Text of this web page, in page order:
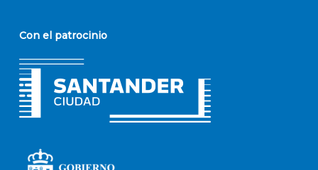
Con el patrocinio